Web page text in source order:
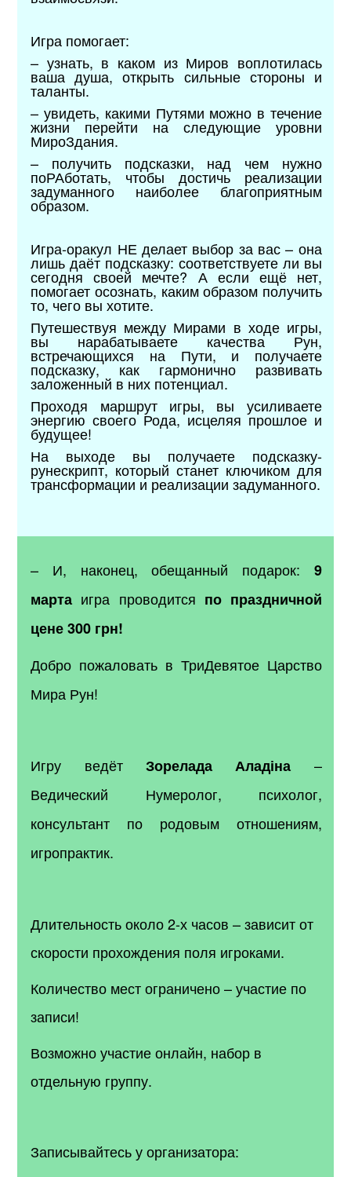
Игра помогает:
– узнать, в каком из Миров воплотилась
ваша душа, открыть сильные стороны и
таланты.
– увидеть, какими Путями можно в течение
жизни перейти на следующие уровни
МироЗдания.
– получить подсказки, над чем нужно
поРАботать, чтобы достичь реализации
задуманного наиболее благоприятным
образом.
Игра-оракул НЕ делает выбор за вас – она
лишь даёт подсказку: соответствуете ли вы
сегодня своей мечте? А если ещё нет,
помогает осознать, каким образом получить
то, чего вы хотите.
Путешествуя между Мирами в ходе игры,
вы нарабатываете качества Рун,
встречающихся на Пути, и получаете
подсказку, как гармонично развивать
заложенный в них потенциал.
Проходя маршрут игры, вы усиливаете
энергию своего Рода, исцеляя прошлое и
будущее!
На выходе вы получаете подсказку-
рунескрипт, который станет ключиком для
трансформации и реализации задуманного.
– И, наконец, обещанный подарок: 9
марта игра проводится по праздничной
цене 300 грн!
Добро пожаловать в ТриДевятое Царство
Мира Рун!
Игру ведёт Зорелада Аладіна –
Ведический Нумеролог, психолог,
консультант по родовым отношениям,
игропрактик.
Длительность около 2-х часов – зависит от
скорости прохождения поля игроками.
Количество мест ограничено – участие по
записи!
Возможно участие онлайн, набор в
отдельную группу.
Записывайтесь у организатора: